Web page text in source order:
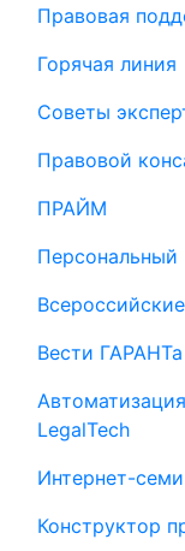
Правовая
Горячая линия
Советы
Правовой
ПРАЙМ
Вести ГАРАНТа
LegalTech
Интернет-
Конструктор